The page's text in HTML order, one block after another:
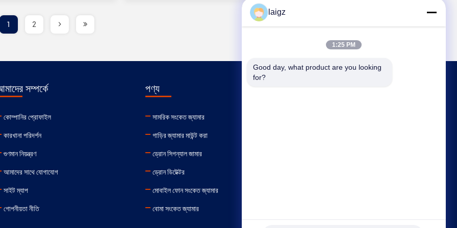
1 2
সম্পর্কে
কোম্পানির প্রোফাইল
কারখানা পরিদর্শন
গুণমান নিয়ন্ত্রণ
আমাদের সাথে যোগাযোগ
সাইট ম্যাপ
গোপনীয়তা নীতি
পণ্য
সামরিক সংকেত জ্যামার
গাড়ির জ্যামার মাউন্ট করা
ড্রোন সিগন্যাল জামার
ড্রোন ডিটেক্টর
মোবাইল ফোন সংকেত জ্যামার
বোমা সংকেত জ্যামার
laigz
1:25 PM
Good day, what product are you looking
for?